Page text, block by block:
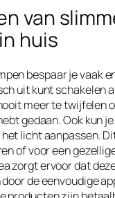
van
huis
bespaar je vaak
uit kunt schakelen
meer te twijfelen
gedaan. Ook kun
licht aanpassen.
of voor een
zorgt ervoor dat
de eenvoudige